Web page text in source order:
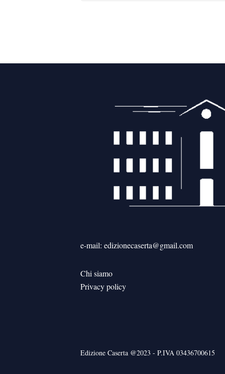
e-mail: edizionecaserta@gmail.com
Chi siamo
Privacy policy
Edizione Caserta @2023 - P.IVA 03436700615